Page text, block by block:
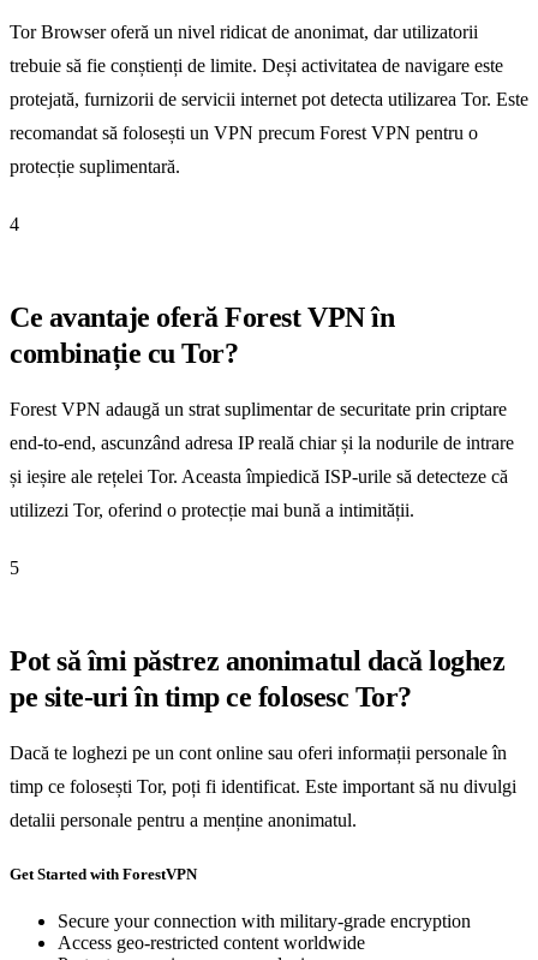
Tor Browser oferă un nivel ridicat de anonimat, dar utilizatorii
trebuie să fie conștienți de limite. Deși activitatea de navigare este
protejată, furnizorii de servicii internet pot detecta utilizarea Tor. Este
recomandat să folosești un VPN precum Forest VPN pentru o
protecție suplimentară.
4
Ce avantaje oferă Forest VPN în
combinație cu Tor?
Forest VPN adaugă un strat suplimentar de securitate prin criptare
end-to-end, ascunzând adresa IP reală chiar și la nodurile de intrare
și ieșire ale rețelei Tor. Aceasta împiedică ISP-urile să detecteze că
utilizezi Tor, oferind o protecție mai bună a intimității.
5
Pot să îmi păstrez anonimatul dacă loghez
pe site-uri în timp ce folosesc Tor?
Dacă te loghezi pe un cont online sau oferi informații personale în
timp ce folosești Tor, poți fi identificat. Este important să nu divulgi
detalii personale pentru a menține anonimatul.
Get Started with ForestVPN
Secure your connection with military-grade encryption
Access geo-restricted content worldwide